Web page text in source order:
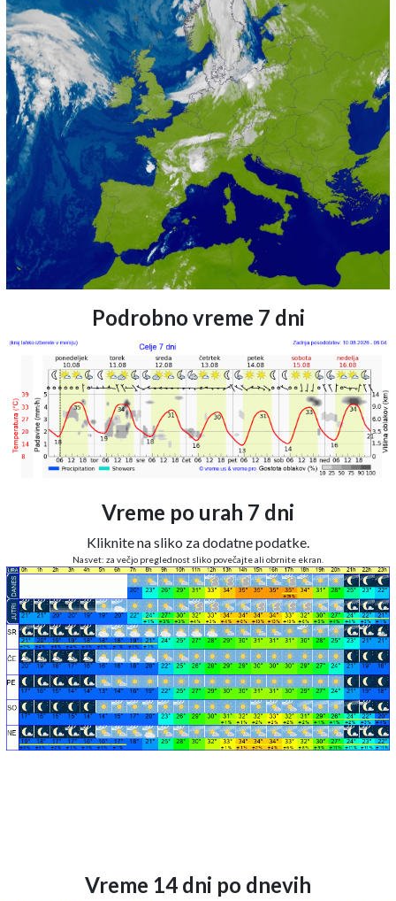
Podrobno vreme 7 dni
Vreme po urah 7 dni
Kliknite na sliko za dodatne podatke.
Nasvet: za večjo preglednost sliko povečajte ali obrnite ekran.
Vreme 14 dni po dnevih